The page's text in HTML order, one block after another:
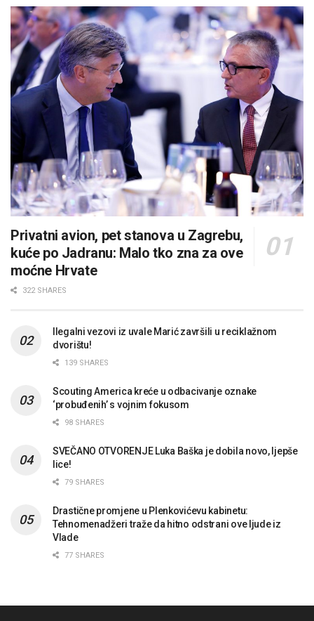
Privatni avion, pet stanova u Zagrebu,
kuće po Jadranu: Malo tko zna za ove
moćne Hrvate
322 SHARES
Ilegalni vezovi iz uvale Marić završili u reciklažnom
dvorištu!
139 SHARES
Scouting America kreće u odbacivanje oznake
‘probuđenih’ s vojnim fokusom
98 SHARES
SVEČANO OTVORENJE Luka Baška je dobila novo, ljepše
lice!
79 SHARES
Drastične promjene u Plenkovićevu kabinetu:
Tehnomenadžeri traže da hitno odstrani ove ljude iz
Vlade
77 SHARES